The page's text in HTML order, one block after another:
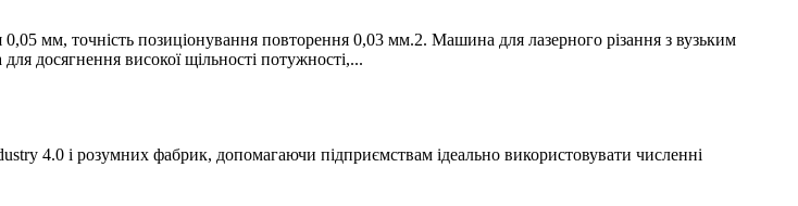
мм, точність позиціонування повторення 0,03 мм.2. Машина для лазерного різання з вузьким
досягнення високої щільності потужності,...
4.0 і розумних фабрик, допомагаючи підприємствам ідеально використовувати численні